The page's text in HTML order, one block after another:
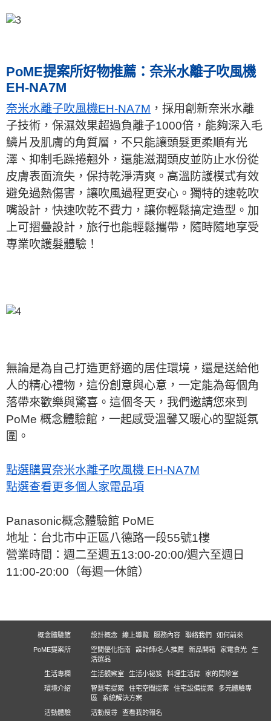
PoME提案所好物推薦：奈米水離子吹風機
EH-NA7M
奈米水離子吹風機EH-NA7M ，採用創新奈米水離
子技術，保濕效果超過負離子1000倍，能夠深入毛
鱗片及肌膚的角質層，不只能讓頭髮更柔順有光
澤、抑制毛躁捲翹外，還能滋潤頭皮並防止水份從
皮膚表面流失，保持乾淨清爽。高溫防護模式有效
避免過熱傷害，讓吹風過程更安心。獨特的速乾吹
嘴設計，快速吹乾不費力，讓你輕鬆搞定造型。加
上可摺疊設計，旅行也能輕鬆攜帶，隨時隨地享受
專業吹護髮體驗！
無論是為自己打造更舒適的居住環境，還是送給他
人的精心禮物，這份創意與心意，一定能為每個角
落帶來歡樂與驚喜。這個冬天，我們邀請您來到
PoMe 概念體驗館，一起感受溫馨又暖心的聖誕氛
圍。
點選購買奈米水離子吹風機 EH-NA7M
點選查看更多個人家電品項
Panasonic概念體驗館 PoME
地址：台北市中正區八德路一段55號1樓
營業時間：週二至週五13:00-20:00/週六至週日
11:00-20:00（每週一休館）
概念體驗館 設計概念 線上導覧 服務內容 聯絡我們
如何前來
PoME提案所
空間優化指南 設計師/名人推薦 新品開箱 家電食光
生
活選品
生活專欄
生活觀察室 生活小祕笈 料理生活誌
家的問診室
環境介紹
智慧宅提案 住宅空間提案 住宅設備提案
多元體驗專
區
系統解決方案
活動體驗
活動搜尋 查看我的報名